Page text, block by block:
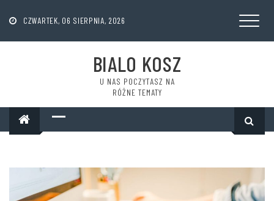
contentCZWARTEK, 06 SIERPNIA, 2026
BIALO KOSZ
U NAS POCZYTASZ NA
RÓŻNE TEMATY